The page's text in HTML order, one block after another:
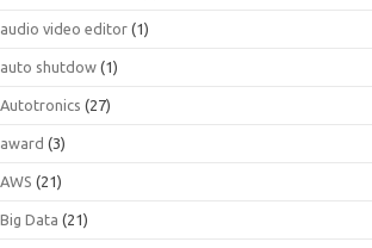
audio video editor (1)
auto shutdow (1)
Autotronics (27)
award (3)
AWS (21)
Big Data (21)